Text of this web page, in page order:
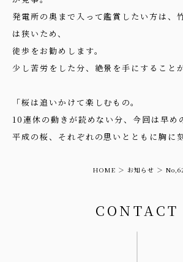
発電所の奥まで入って鑑賞したい方は、
は狭いため、
徒歩をお勧めします。
少し苦労をした分、絶景を手にすることが
「桜は追いかけて楽しむもの。
10連休の動きが読めない分、今回は早め
平成の桜、それぞれの思いとともに胸に
HOME お知らせ
CONTACT